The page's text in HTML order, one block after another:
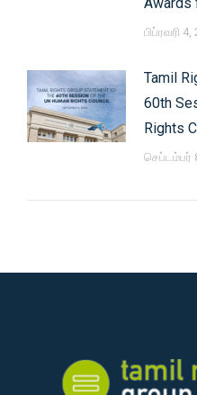
பிப்ரவரி 4,
Tamil
60th
Rights
செப்டம்பர்